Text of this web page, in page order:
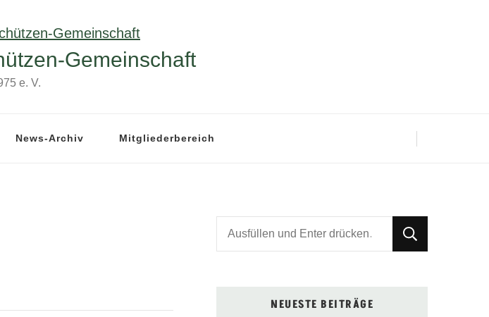
Gemeinschaft
e. V.
News-Archiv Mitgliederbereich
Suchst
du
NEUESTE BEITRÄGE